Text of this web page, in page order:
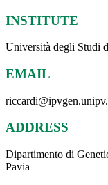
INSTITUTE
Università degli Studi
EMAIL
ADDRESS
Dipartimento di
Pavia